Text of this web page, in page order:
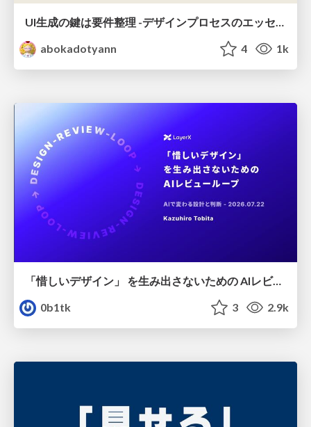
abokadotyann
4 1k
「惜しいデザイン」 を生み出さないための AIレビューループ
0b1tk
3 2.9k